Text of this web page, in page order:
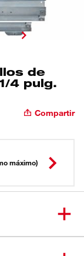
de
4 pulg.
Compartir
máximo)